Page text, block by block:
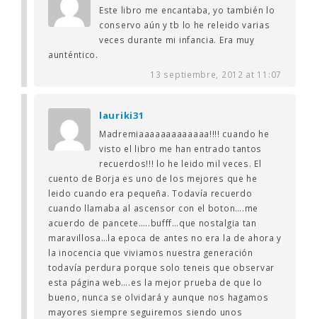
Este libro me encantaba, yo también lo
conservo aún y tb lo he releido varias
veces durante mi infancia. Era muy
aunténtico.
13 septiembre, 2012 at 11:07
lauriki31
Madremiaaaaaaaaaaaaa!!!! cuando he
visto el libro me han entrado tantos
recuerdos!!! lo he leido mil veces. El
cuento de Borja es uno de los mejores que he
leido cuando era pequeña. Todavía recuerdo
cuando llamaba al ascensor con el boton….me
acuerdo de pancete…..bufff…que nostalgia tan
maravillosa…la epoca de antes no era la de ahora y
la inocencia que viviamos nuestra generación
todavía perdura porque solo teneis que observar
esta página web….es la mejor prueba de que lo
bueno, nunca se olvidará y aunque nos hagamos
mayores siempre seguiremos siendo unos